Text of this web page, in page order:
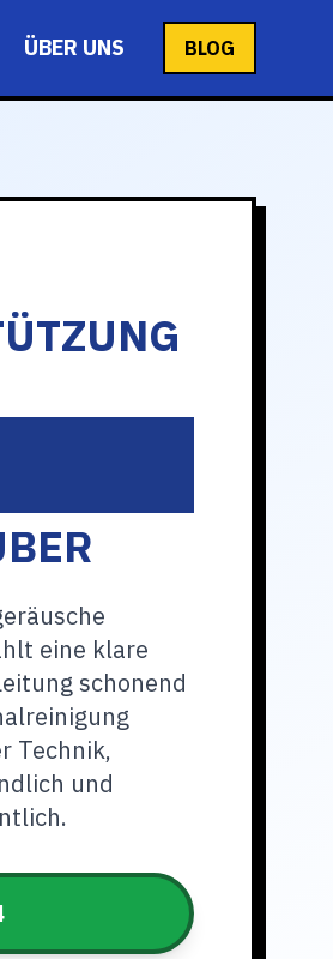
ÜBER UNS BLOG
eine klare
schonend
Technik,
und